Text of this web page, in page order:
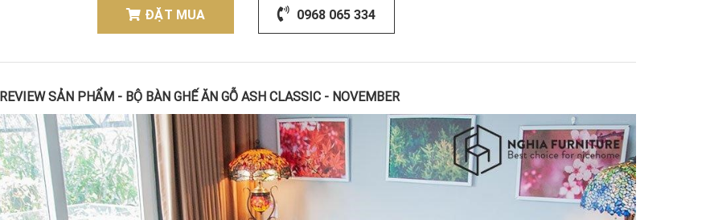
ĐẶT MUA 0968 065 334
REVIEW SẢN PHẨM - BỘ BÀN GHẾ ĂN GỖ ASH CLASSIC - NOVEMBER